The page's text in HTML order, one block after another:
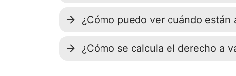
¿Cómo puedo ver cuándo están
¿Cómo se calcula el derecho a